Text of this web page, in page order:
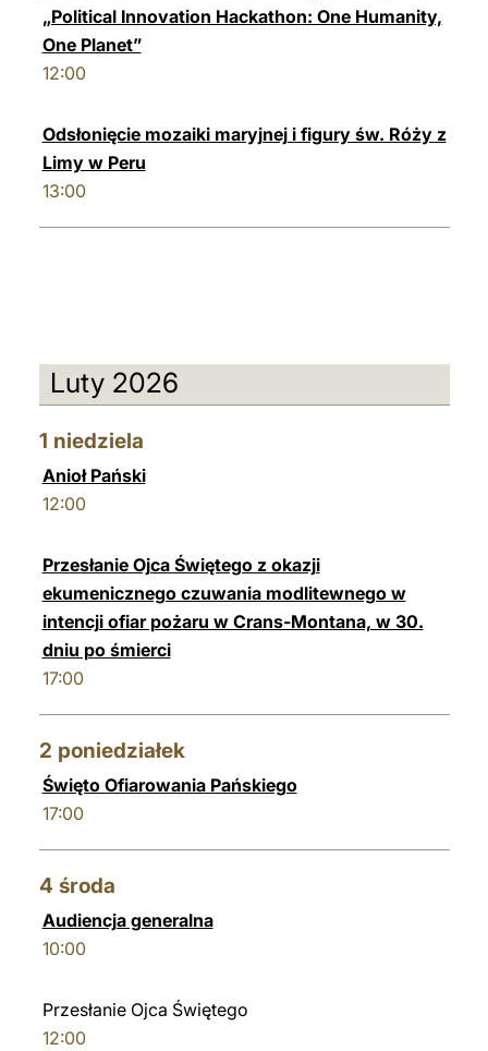
„Political Innovation Hackathon: One Humanity,
One Planet”
12:00
Odsłonięcie mozaiki maryjnej i figury św. Róży z
Limy w Peru
13:00
Luty 2026
1 niedziela
Anioł Pański
12:00
Przesłanie Ojca Świętego z okazji
ekumenicznego czuwania modlitewnego w
intencji ofiar pożaru w Crans-Montana, w 30.
dniu po śmierci
17:00
2 poniedziałek
Święto Ofiarowania Pańskiego
17:00
4 środa
Audiencja generalna
10:00
Przesłanie Ojca Świętego
12:00